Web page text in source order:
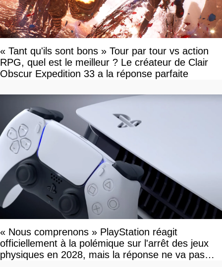
« Tant qu'ils sont bons » Tour par tour vs action
RPG, quel est le meilleur ? Le créateur de Clair
Obscur Expedition 33 a la réponse parfaite
« Nous comprenons » PlayStation réagit
officiellement à la polémique sur l'arrêt des jeux
physiques en 2028, mais la réponse ne va pas